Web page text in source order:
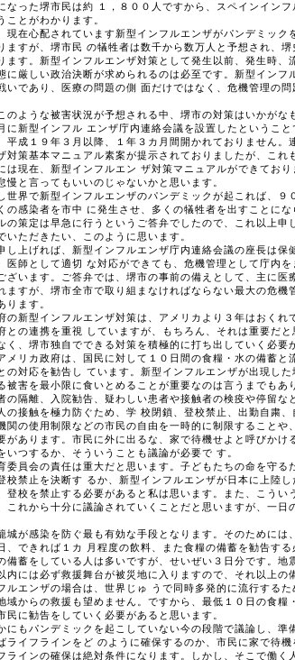
なった堺市民は約 １，８００人ですから、スペインイン
ことがわかります。
在心配されています新型インフルエンザがパンデミック
ますが、堺市民 の犠牲者は数千から数万人と予想され、
ます。新型インフルエンザ対策として発生以前、発生時、
に厳しい政治決断が求められるのは必至です。新型インフ
いであり、医療の問題の側 面だけではなく、危機管理の
ような被害状況が予想される中、堺市の対策はいかがな
に新型インフル エンザ庁内連絡会議を設置したというこ
平成１９年３月以降、１年３カ月間開かれておりません。
対策基本マニュアル素案が提示されておりましたが、これ
は現在、新型インフルエン ザ対策マニュアルができてお
慢と言ってもいいのじゃないかと思います。
界で新型インフルエンザのパンデミックが起これば、９
の感染者を市中 に発生させ、多くの犠牲者を出すことに
の策定は早急に行うというご答弁でしたので、これ以上申
いただきたい、このように思います。
上げれば、新型インフルエンザ庁内連絡会議の座長は保
医師として適切 な対応ができても、危機管理として庁内
ざいます。ご答弁では、堺市の事前の備えとして、主に医
ますが、堺市全市で取り組まなければならない最大の危機
ります。
新型インフルエンザ対策は、アメリカより３年はおくれ
との連携を重視 していますが、もちろん、それは重要だ
く、堺市独自でできる対策を積極的に打ち出していく必要
リカ政府は、国民に対して１０日間の食糧・水の備蓄と
の対応を勧告し ています。新型インフルエンザが出現し
被害を最小限に食いとめることが重要なのは言うまでもあ
の隔離、入院勧告、疑わしい患者や接触者の検疫や停留な
の接触を極力防ぐため、学 校閉鎖、登校禁止、出勤自粛
関の使用制限などの市民の自由を一時的に制限することや
があります。市民に外に出るな、家で待機せよと呼びかけ
いつするか、そういうことも議論が必要で す。
員会の責任は重大だと思います。子どもたちの命を守る
校禁止を決断す るか、新型インフルエンザが日本に上陸
登校を禁止する必要があると私は思います。また、こうい
これから十分に議論されていくことだと思いますが、一日
が感染を防ぐ最も有効な手段となります。そのためには
、できれば１カ 月程度の飲料、また食糧の備蓄を勧告す
備蓄をしている人は多いですが、せいぜい３日分です。地
内には必ず救援舞台が被災地に入りますので、それ以上の
ルエンザの場合は、世界じゅ うで同時多発的に流行するた
域からの救援も望めません。ですから、最低１０日の食糧
民に勧告をしていく必要があると思います。
もパンデミックを起こしていない今の段階で議論し、準
ライフラインをど のように確保するのか、市民に家で待
ラインの確保は絶対条件になります。しかし、そこで働く